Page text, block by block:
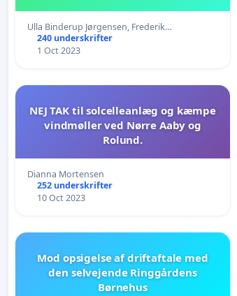
Ulla Binderup Jørgensen, Frederik…
240 underskrifter
1 Oct 2023
NEJ TAK til solcelleanlæg og kæmpe
vindmøller ved Nørre Aaby og
Rolund.
Dianna Mortensen
252 underskrifter
10 Oct 2023
Mod opsigelse af driftaftale med
den selvejende Ringgårdens
Børnehus